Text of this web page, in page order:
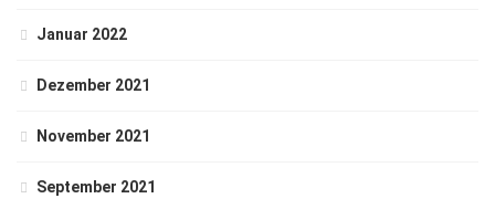
Januar 2022
Dezember 2021
November 2021
September 2021